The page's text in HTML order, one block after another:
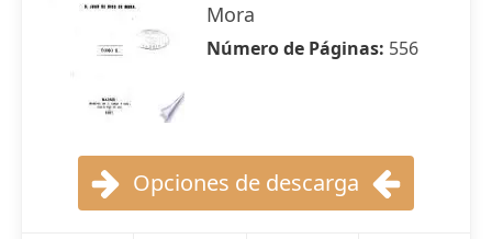
Mora
Número de Páginas: 556
Opciones de descarga